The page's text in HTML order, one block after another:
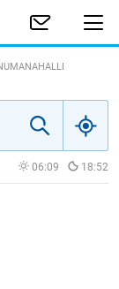
06:09 18:52